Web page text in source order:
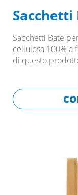
Sacchetti Bate
cellulosa 100% a
di questo